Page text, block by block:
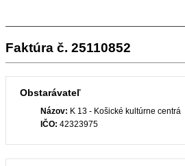
Faktúra č. 25110852
Obstarávateľ
Názov: K 13 - Košické kultúrne centrá
IČO: 42323975